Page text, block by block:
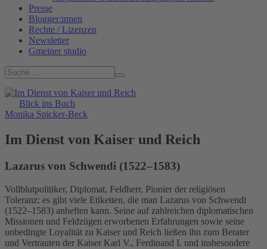
Presse
Blogger:innen
Rechte / Lizenzen
Newsletter
Gmeiner studio
Blick ins Buch
Monika Spicker-Beck
Im Dienst von Kaiser und Reich
Lazarus von Schwendi (1522–1583)
Vollblutpolitiker, Diplomat, Feldherr, Pionier der religiösen
Toleranz: es gibt viele Etiketten, die man Lazarus von Schwendi
(1522–1583) anheften kann. Seine auf zahlreichen diplomatischen
Missionen und Feldzügen erworbenen Erfahrungen sowie seine
unbedingte Loyalität zu Kaiser und Reich ließen ihn zum Berater
und Vertrauten der Kaiser Karl V., Ferdinand I. und insbesondere